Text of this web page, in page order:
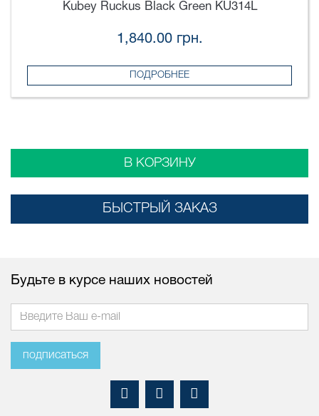
Kubey Ruckus Black Green KU314L
1,840.00 грн.
ПОДРОБНЕЕ
В КОРЗИНУ
БЫСТРЫЙ ЗАКАЗ
Будьте в курсе наших новостей
подписаться